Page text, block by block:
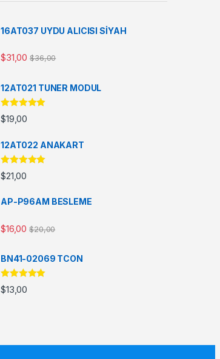
16AT037 UYDU ALICISI SİYAH
$31,00 $36,00
12AT021 TUNER MODUL
5 üzerinden
5.00oy aldı
$19,00
12AT022 ANAKART
5 üzerinden
5.00oy aldı
$21,00
AP-P96AM BESLEME
$16,00 $20,00
BN41-02069 TCON
5 üzerinden
5.00oy aldı
$13,00